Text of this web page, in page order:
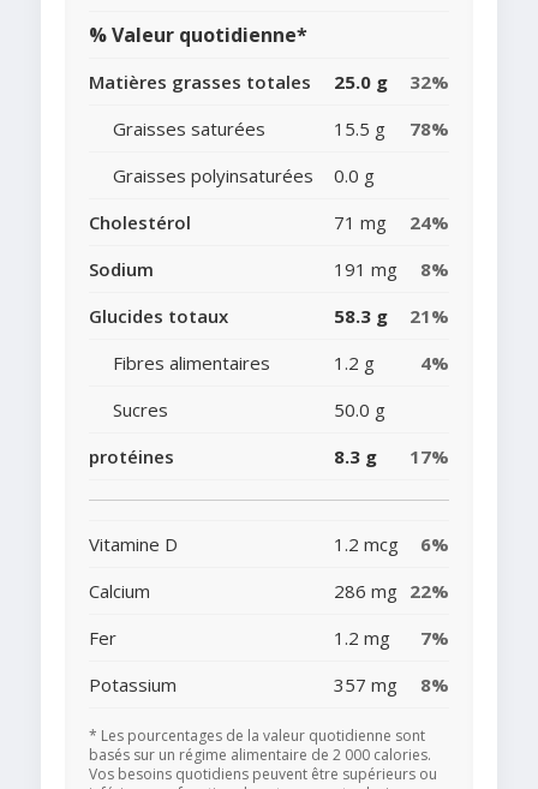
% Valeur quotidienne*
Matières grasses totales 25.0 g
32%
Graisses saturées
15.5 g
78%
Graisses polyinsaturées
0.0 g
Cholestérol
71 mg
24%
Sodium
191 mg
8%
Glucides totaux
58.3 g
21%
Fibres alimentaires
1.2 g
4%
Sucres
50.0 g
protéines
8.3 g 17%
Vitamine D 1.2 mcg
6%
Calcium
286 mg 22%
Fer
1.2 mg
7%
Potassium
357 mg 8%
* Les pourcentages de la valeur quotidienne sont
basés sur un régime alimentaire de 2 000 calories.
Vos besoins quotidiens peuvent être supérieurs ou